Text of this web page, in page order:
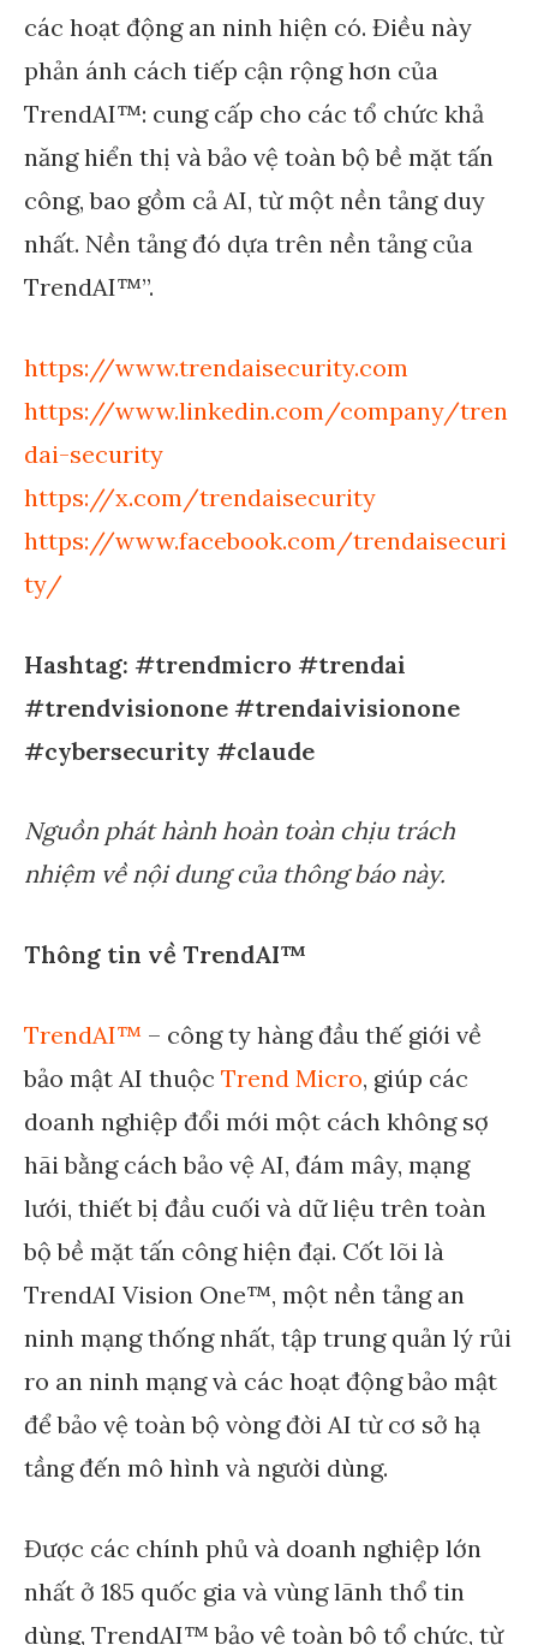
các hoạt động an ninh hiện có. Điều này
phản ánh cách tiếp cận rộng hơn của
TrendAI™: cung cấp cho các tổ chức khả
năng hiển thị và bảo vệ toàn bộ bề mặt tấn
công, bao gồm cả AI, từ một nền tảng duy
nhất. Nền tảng đó dựa trên nền tảng của
TrendAI™”.
https://www.trendaisecurity.com
https://www.linkedin.com/company/tren
dai-security
https://x.com/trendaisecurity
https://www.facebook.com/trendaisecuri
ty/
Hashtag: #trendmicro #trendai
#trendvisionone #trendaivisionone
#cybersecurity #claude
Nguồn phát hành hoàn toàn chịu trách
nhiệm về nội dung của thông báo này.
Thông tin về TrendAI™
TrendAI™ – công ty hàng đầu thế giới về
bảo mật AI thuộc Trend Micro, giúp các
doanh nghiệp đổi mới một cách không sợ
hãi bằng cách bảo vệ AI, đám mây, mạng
lưới, thiết bị đầu cuối và dữ liệu trên toàn
bộ bề mặt tấn công hiện đại. Cốt lõi là
TrendAI Vision One™, một nền tảng an
ninh mạng thống nhất, tập trung quản lý rủi
ro an ninh mạng và các hoạt động bảo mật
để bảo vệ toàn bộ vòng đời AI từ cơ sở hạ
tầng đến mô hình và người dùng.
Được các chính phủ và doanh nghiệp lớn
nhất ở 185 quốc gia và vùng lãnh thổ tin
dùng, TrendAI™ bảo vệ toàn bộ tổ chức, từ